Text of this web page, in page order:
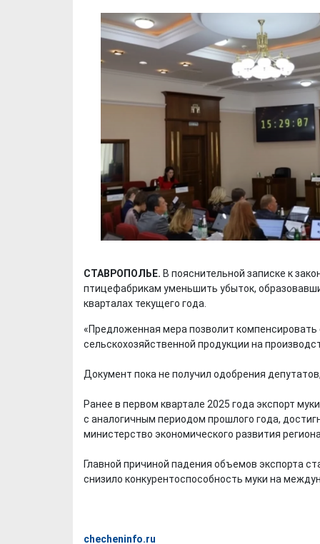
СТАВРОПОЛЬЕ. В пояснительной записке к
птицефабрикам уменьшить убыток,
кварталах текущего года.
«Предложенная мера позволит
сельскохозяйственной продукции на
Документ пока не получил одобрения
Ранее в первом квартале 2025 года экспорт
с аналогичным периодом прошлого года,
министерство экономического развития
Главной причиной падения объемов экспорта
снизило конкурентоспособность муки на
checheninfo.ru